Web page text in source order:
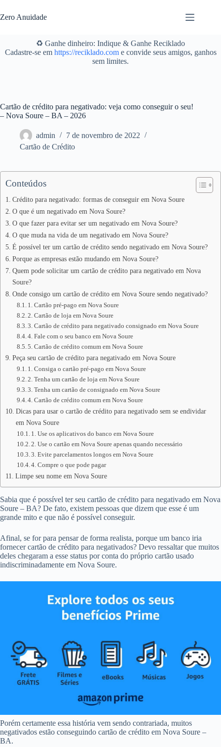
para
o
Zero Anuidade
♻️ Ganhe dinheiro: Indique & Ganhe Reciklado
Cadastre-se em https://reciklado.come convide seus amigos, ganhos
sem limites.
Cartão de crédito para negativado: veja como conseguir o seu!
– Nova Soure – BA – 2026
admin
7 de novembro de 2022
Cartão de Crédito
Conteúdos
Crédito para negativado: formas de conseguir em Nova Soure
O que é um negativado em Nova Soure?
O que fazer para evitar ser um negativado em Nova Soure?
O que muda na vida de um negativado em Nova Soure?
É possível ter um cartão de crédito sendo negativado em Nova Soure?
Porque as empresas estão mudando em Nova Soure?
Quem pode solicitar um cartão de crédito para negativado em Nova
Soure?
Onde consigo um cartão de crédito em Nova Soure sendo negativado?
1. Cartão pré-pago em Nova Soure
2. Cartão de loja em Nova Soure
3. Cartão de crédito para negativado consignado em Nova Soure
4. Fale com o seu banco em Nova Soure
5. Cartão de crédito comum em Nova Soure
Peça seu cartão de crédito para negativado em Nova Soure
1. Consiga o cartão pré-pago em Nova Soure
2. Tenha um cartão de loja em Nova Soure
3. Tenha um cartão de consignado em Nova Soure
4. Cartão de crédito comum em Nova Soure
Dicas para usar o cartão de crédito para negativado sem se endividar
em Nova Soure
1. Use os aplicativos do banco em Nova Soure
2. Use o cartão em Nova Soure apenas quando necessário
3. Evite parcelamentos longos em Nova Soure
4. Compre o que pode pagar
Limpe seu nome em Nova Soure
Sabia que é possível ter seu cartão de crédito para negativado em Nova
Soure – BA? De fato, existem pessoas que dizem que esse é um
grande mito e que não é possível conseguir.
Afinal, se for para pensar de forma realista, porque um banco iria
fornecer cartão de crédito para negativados? Devo ressaltar que muitos
deles chegaram a esse status por conta do próprio cartão usado
indiscriminadamente em Nova Soure.
Porém certamente essa história vem sendo contrariada, muitos
negativados estão conseguindo cartão de crédito em Nova Soure –
BA.